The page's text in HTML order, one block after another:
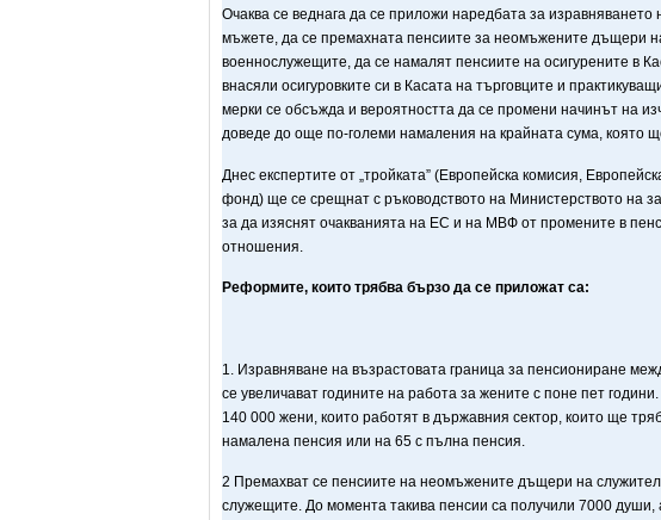
Очаква се веднага да се приложи наредбата за
мъжете, да се премахната пенсиите за неомъжените дъщери
военнослужещите, да се намалят пенсиите на осигурените в
внасяли осигуровките си в Касата на търговците и
мерки се обсъжда и вероятността да се промени начинът на
доведе до още по-големи намаления на крайната сума, която
Днес експертите от „тройката” (Европейска комисия,
фонд) ще се срещнат с ръководството на Министерството на
за да изяснят очакванията на ЕС и на МВФ от промените в
отношения.
Реформите, които трябва бързо да се приложат са:
1. Изравняване на възрастовата граница за пенсиониране
се увеличават годините на работа за жените с поне пет
140 000 жени, които работят в държавния сектор, които ще
намалена пенсия или на 65 с пълна пенсия.
2 Премахват се пенсиите на неомъжените дъщери на
служещите. До момента такива пенсии са получили 7000 души,